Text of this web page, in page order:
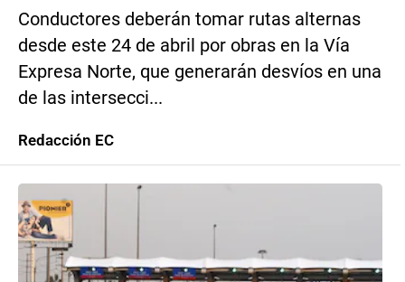
Conductores deberán tomar rutas alternas
desde este 24 de abril por obras en la Vía
Expresa Norte, que generarán desvíos en una
de las intersecci...
Redacción EC